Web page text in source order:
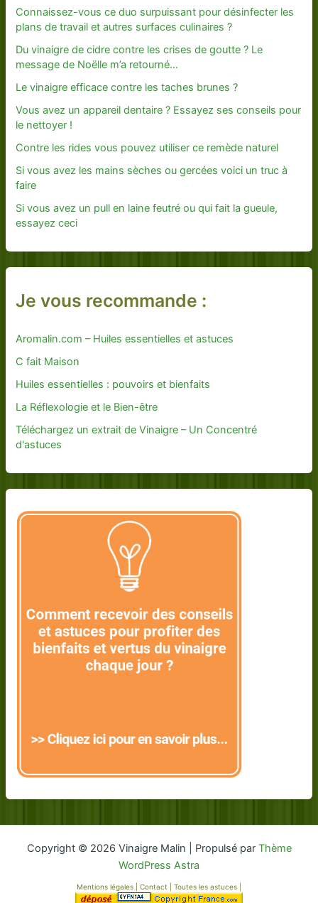
Connaissez-vous ce duo surpuissant pour désinfecter les
plans de travail et autres surfaces culinaires ?
Du vinaigre de cidre contre les crises de goutte ? Le
message de Noëlle m’a retourné…
Le vinaigre efficace contre les taches brunes ?
Vous avez un appareil dentaire ? Essayez ses conseils pour
le nettoyer !
Contre les rides vous pouvez utiliser ce remède naturel
Si vous avez les mains sèches ou gercées voici un truc à
faire
Si vous avez un pull en laine feutré ou qui fait la gueule,
essayez ceci
Je vous recommande :
Aromalin.com – Huiles essentielles et astuces
C fait Maison
Huiles essentielles : pouvoirs et bienfaits
La Réflexologie et le Bien-être
Téléchargez un extrait de Vinaigre – Un Concentré
d'astuces
Copyright © 2026 Vinaigre Malin | Propulsé par Thème
WordPress Astra
Mentions légales Contact Toutes les astuces